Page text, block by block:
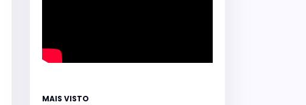
MAIS VISTO